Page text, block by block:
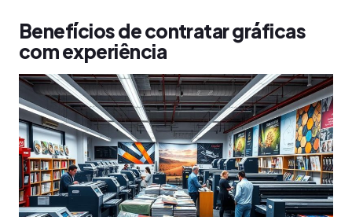
Benefícios de contratar gráficas
com experiência